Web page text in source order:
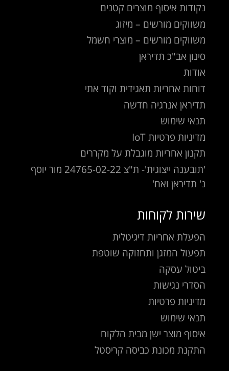
נקודות איסוף מוצרים קטנים
משווקים מורשים – מיזוג
משווקים מורשים – מוצרי חשמל
סינון אב"כ תדיראן
אודות
דוחות אחריות תאגידית וקוד אתי
תדיראן אנרגיה חדשה
תנאי שימוש
מדיניות פרטיות IoT
תקנון אחריות מוגבלת על מקררים
'תובענה ייצוגית'- ת"צ 24765-02-22 מור יוסף
נ' תדיראן ואח'
שירות לקוחות
הפעלת אחריות דיגיטלית
תפעול המזגן ותחזוקה שוטפת
ביטול עסקה
הסדרי נגישות
מדיניות פרטיות
תנאי שימוש
איסוף מוצר ישן מבית הלקוח
התקנת מכונת כביסה קריסטל